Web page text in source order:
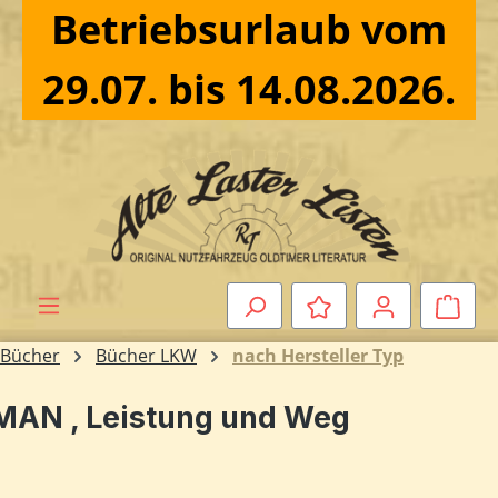
Zum Hauptinhalt springen
Betriebsurlaub vom
29.07. bis 14.08.2026.
Bücher Bücher LKW nach Hersteller Typ
, Leistung und Weg